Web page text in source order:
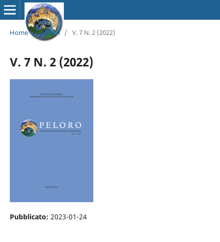
Home / Archivi / V. 7 N. 2 (2022)
V. 7 N. 2 (2022)
Pubblicato: 2023-01-24